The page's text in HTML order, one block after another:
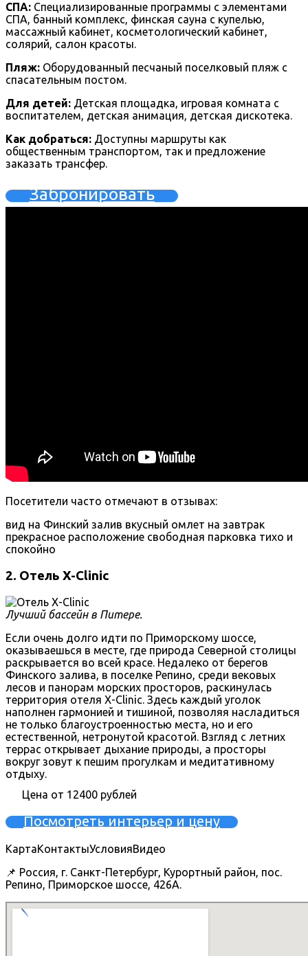
СПА: Специализированные программы с элементами
СПА, банный комплекс, финская сауна с купелью,
массажный кабинет, косметологический кабинет,
солярий, салон красоты.
Пляж: Оборудованный песчаный поселковый пляж с
спасательным постом.
Для детей: Детская площадка, игровая комната с
воспитателем, детская анимация, детская дискотека.
Как добраться: Доступны маршруты как
общественным транспортом, так и предложение
заказать трансфер.
Забронировать
Посетители часто отмечают в отзывах:
вид на Финский залив вкусный омлет на завтрак
прекрасное расположение свободная парковка тихо и
спокойно
2. Отель X-Clinic
Лучший бассейн в Питере.
Если очень долго идти по Приморскому шоссе,
оказываешься в месте, где природа Северной столицы
раскрывается во всей красе. Недалеко от берегов
Финского залива, в поселке Репино, среди вековых
лесов и панорам морских просторов, раскинулась
территория отеля X-Clinic. Здесь каждый уголок
наполнен гармонией и тишиной, позволяя насладиться
не только благоустроенностью места, но и его
естественной, нетронутой красотой. Взгляд с летних
террас открывает дыхание природы, а просторы
вокруг зовут к пешим прогулкам и медитативному
отдыху.
Цена от 12400 рублей
Посмотреть интерьер и цену
КартаКонтактыУсловияВидео
📌 Россия, г. Санкт-Петербург, Курортный район, пос.
Репино, Приморское шоссе, 426А.